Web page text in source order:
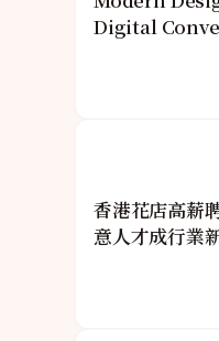
Digital
香港花店高薪
意人才成行業